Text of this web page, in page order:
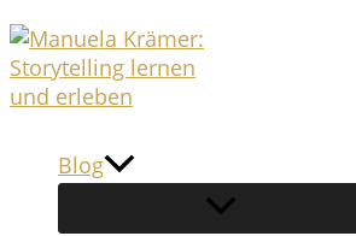
Zum
Inhalt
springen
Blog